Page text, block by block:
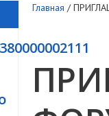
Главная /